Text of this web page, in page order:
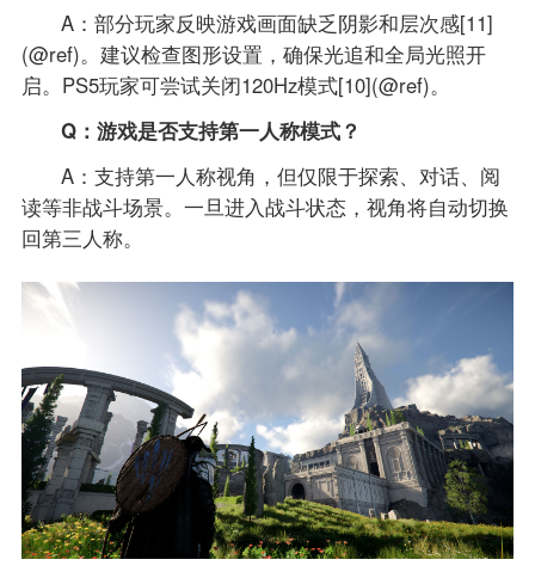
A：部分玩家反映游戏画面缺乏阴影和层次感[11]
(@ref)。建议检查图形设置，确保光追和全局光照开
启。PS5玩家可尝试关闭120Hz模式[10](@ref)。
Q：游戏是否支持第一人称模式？
A：支持第一人称视角，但仅限于探索、对话、阅
读等非战斗场景。一旦进入战斗状态，视角将自动切换
回第三人称。